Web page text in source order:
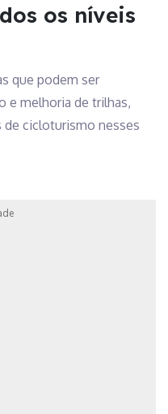
os níveis
que podem ser
e melhoria de trilhas,
de cicloturismo nesses